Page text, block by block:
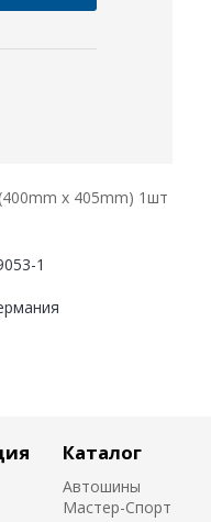
x 405mm) 1шт
1
Каталог
Автошины
Мастер-Спорт